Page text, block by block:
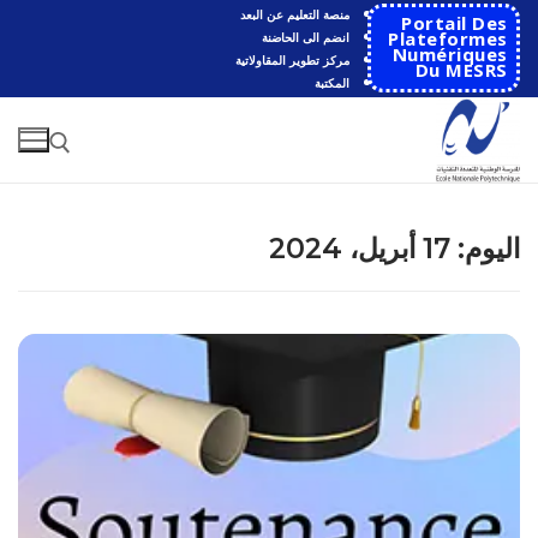
التجاوز
إلى
المحتوى
Portail Des
Plateformes
Numériques
Du MESRS
منصة التعليم عن البعد
انضم الى الحاضنة
مركز تطوير المقاولاتية
المكتبة
المدرسة
مقدمة عن المدرسة
تاريخ المدرسة
الأقســام
الهندسة الاتوماتكية
التعاون
اليوم: 17 أبريل، 2024